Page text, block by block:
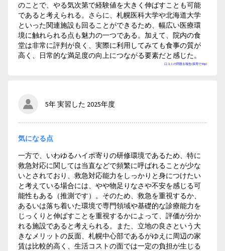
口コミの問題を報告(採用で50p)
のことで、やる気次第で経験値を大きく伸ばすことも可能
であると考えられる。さらに、札幌医科大学や北海道大学
といった関連施設も回ることができるため、幅広い医療環
境に触れられる点も魅力の一つである。加えて、院内の食
堂は非常に評判が良く、実際に利用してみても食事の質が
高く、日常的な満足度の向上につながる要素だと感じた。
5年 実習した 2025年度
気になる点
一方で、いわゆるハイポ寄りの研修環境であるため、特に
救急対応に関しては当直などで頻繁に呼ばれることが少な
いとされており、救急対応能力をしっかりと身につけたい
と考えている場合には、やや物足りなさや不安を感じる可
能性もある（推測です）。そのため、救急を重視するか、
あるいは落ち着いた環境で専門領域や基礎的な診療能力を
じっくりと伸ばすことを重視するかによって、評価が分か
れる施設であると考えられる。また、立地の良さという大
きなメリットの反面、札幌中心部であるがゆえに周辺の家
賃は比較的高く、生活コストの面では一定の負担が生じる